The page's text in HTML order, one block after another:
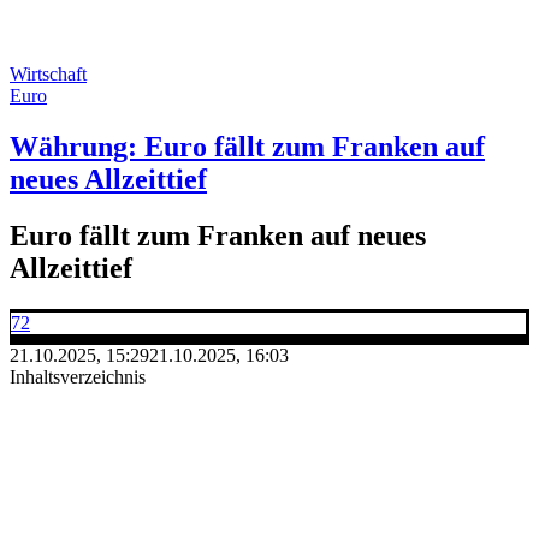
Wirtschaft
Euro
Währung: Euro fällt zum Franken auf
neues Allzeittief
Euro fällt zum Franken auf neues
Allzeittief
72
21.10.2025, 15:2921.10.2025, 16:03
Inhaltsverzeichnis